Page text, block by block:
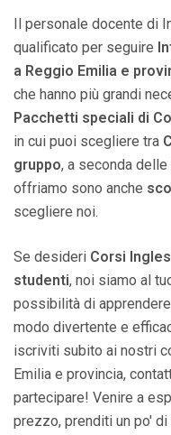
Il personale docente di
qualificato per seguire
a Reggio Emilia e
che hanno più grandi
Pacchetti speciali di
in cui puoi scegliere tra
gruppo, a seconda
offriamo sono anche
scegliere noi.
Se desideri Corsi
studenti, noi siamo al
possibilità di
modo divertente e
iscriviti subito ai nostri
Emilia e provincia,
partecipare! Venire a
prezzo, prenditi un po'